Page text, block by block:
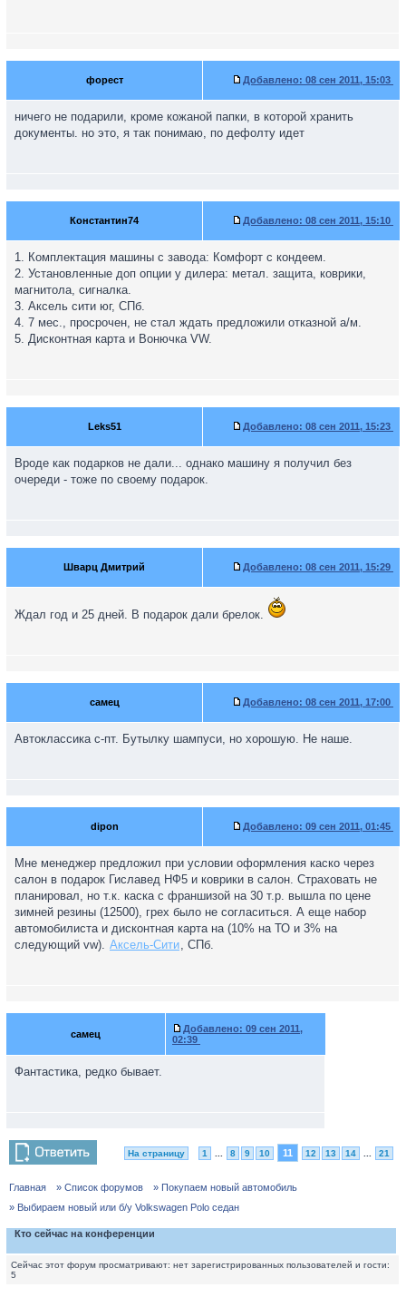
форест Добавлено: 08 сен 2011, 15:03
ничего не подарили, кроме кожаной папки, в которой хранить
документы. но это, я так понимаю, по дефолту идет
Константин74 Добавлено: 08 сен 2011, 15:10
1. Комплектация машины с завода: Комфорт с кондеем.
2. Установленные доп опции у дилера: метал. защита, коврики,
магнитола, сигналка.
3. Аксель сити юг, СПб.
4. 7 мес., просрочен, не стал ждать предложили отказной а/м.
5. Дисконтная карта и Вонючка VW.
Leks51 Добавлено: 08 сен 2011, 15:23
Вроде как подарков не дали... однако машину я получил без
очереди - тоже по своему подарок.
Шварц Дмитрий Добавлено: 08 сен 2011, 15:29
Ждал год и 25 дней. В подарок дали брелок.
самец Добавлено: 08 сен 2011, 17:00
Автоклассика с-пт. Бутылку шампуси, но хорошую. Не наше.
dipon Добавлено: 09 сен 2011, 01:45
Мне менеджер предложил при условии оформления каско через
салон в подарок Гиславед НФ5 и коврики в салон. Страховать не
планировал, но т.к. каска с франшизой на 30 т.р. вышла по цене
зимней резины (12500), грех было не согласиться. А еще набор
автомобилиста и дисконтная карта на (10% на ТО и 3% на
следующий vw). Аксель-Сити, СПб.
самец Добавлено: 09 сен 2011,
02:39
Фантастика, редко бывает.
На страницу 1 8 9 10 11 12 13 14 21
Главная » Список форумов
» Покупаем новый автомобиль
» Выбираем новый или б/у Volkswagen Polo седан
Кто сейчас на конференции
Сейчас этот форум просматривают: нет зарегистрированных пользователей и гости:
5